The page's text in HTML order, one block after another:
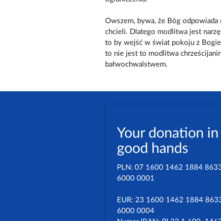
Owszem, bywa, że Bóg
chcieli. Dlatego modlitwa jest
to by wejść w świat pokoju z
to nie jest to modlitwa
bałwochwalstwem.
Your donation in
good hands
PLN: 07 1600 1462 1884
6000 0001
EUR: 23 1600 1462 1884
6000 0004